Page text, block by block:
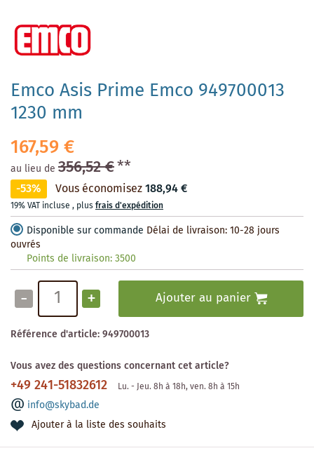
Emco Asis Prime Emco 949700013
1230 mm
167,59 €
au lieu de 356,52 €**
-53% Vous économisez188,94 €
19% VAT incluse , plusfrais d'expédition
Disponible sur commande Délai de livraison: 10-28 jours
ouvrés
Points de livraison:3500
- + Ajouter au panier
Référence d'article:949700013
Vous avez des questions concernant cet article?
+49 241-51832612 Lu. - Jeu. 8h à 18h, ven. 8h à 15h
info@skybad.de
Ajouter à la liste des souhaits
images
gallery